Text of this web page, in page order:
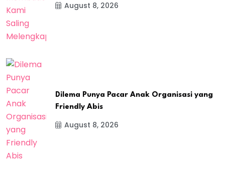
August 8, 2026
Dilema Punya Pacar Anak Organisasi yang
Friendly Abis
August 8, 2026